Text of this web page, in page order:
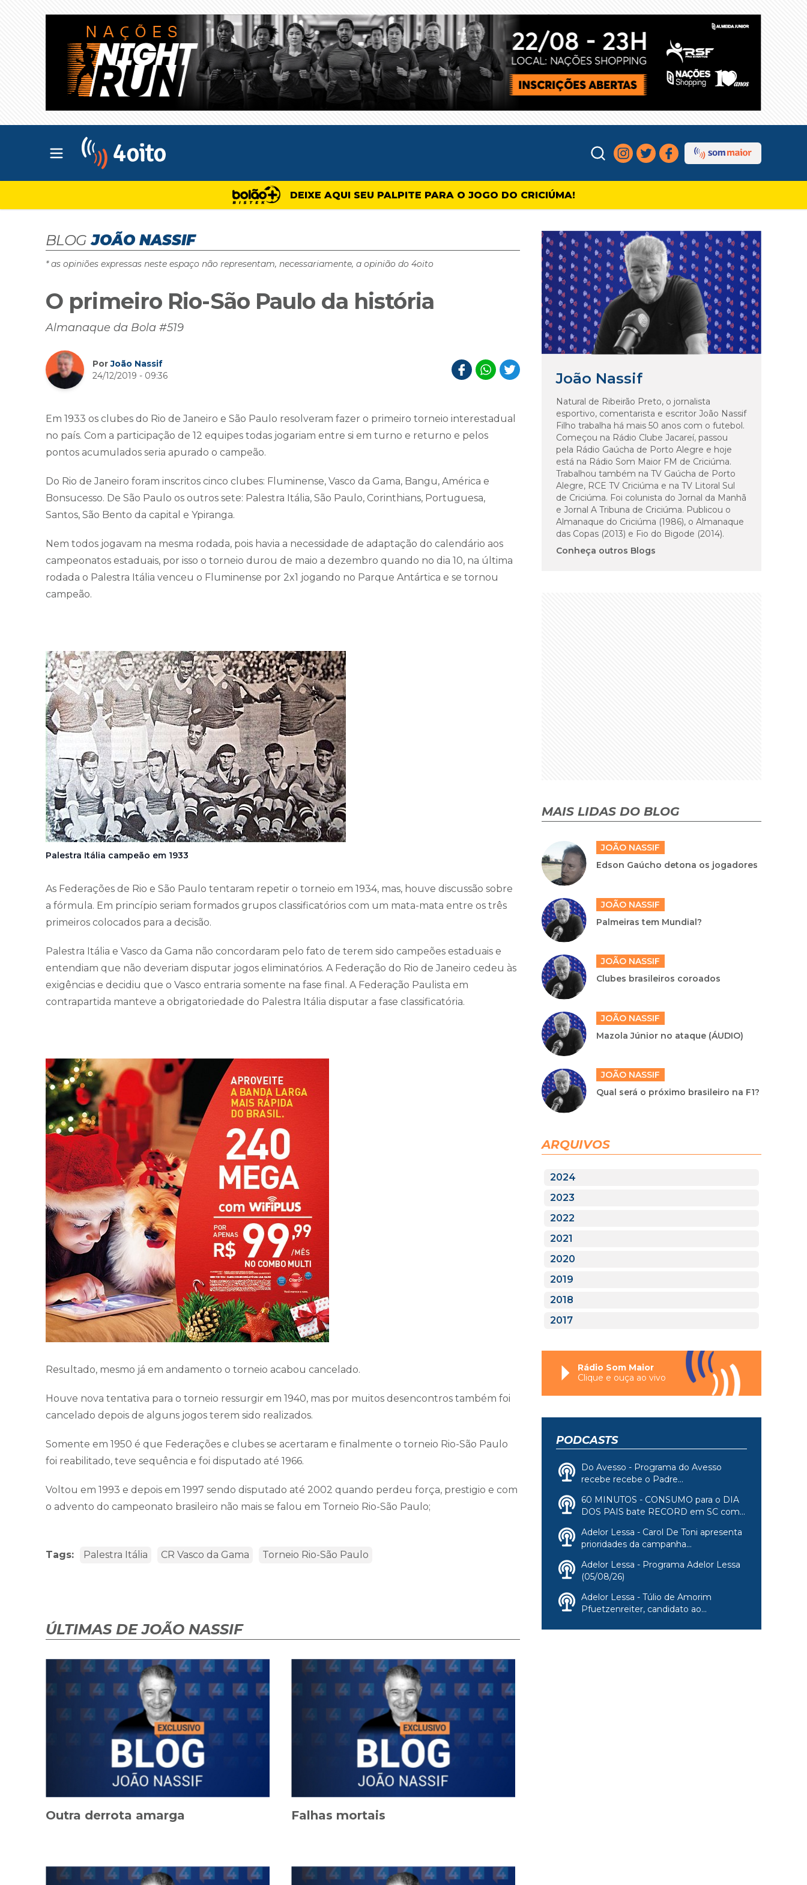
Abrir menu principal
DEIXE AQUI SEU PALPITE PARA O JOGO DO CRICIÚMA!
BLOG JOÃO NASSIF
* as opiniões expressas neste espaço não representam, necessariamente, a opinião do 4oito
O primeiro Rio-São Paulo da história
Almanaque da Bola #519
PorJoão Nassif
24/12/2019 - 09:36
Em 1933 os clubes do Rio de Janeiro e São Paulo resolveram fazer o primeiro torneio interestadual
no país. Com a participação de 12 equipes todas jogariam entre si em turno e returno e pelos
pontos acumulados seria apurado o campeão.
Do Rio de Janeiro foram inscritos cinco clubes: Fluminense, Vasco da Gama, Bangu, América e
Bonsucesso. De São Paulo os outros sete: Palestra Itália, São Paulo, Corinthians, Portuguesa,
Santos, São Bento da capital e Ypiranga.
Nem todos jogavam na mesma rodada, pois havia a necessidade de adaptação do calendário aos
campeonatos estaduais, por isso o torneio durou de maio a dezembro quando no dia 10, na última
rodada o Palestra Itália venceu o Fluminense por 2x1 jogando no Parque Antártica e se tornou
campeão.
Palestra Itália campeão em 1933
As Federações de Rio e São Paulo tentaram repetir o torneio em 1934, mas, houve discussão sobre
a fórmula. Em princípio seriam formados grupos classificatórios com um mata-mata entre os três
primeiros colocados para a decisão.
Palestra Itália e Vasco da Gama não concordaram pelo fato de terem sido campeões estaduais e
entendiam que não deveriam disputar jogos eliminatórios. A Federação do Rio de Janeiro cedeu às
exigências e decidiu que o Vasco entraria somente na fase final. A Federação Paulista em
contrapartida manteve a obrigatoriedade do Palestra Itália disputar a fase classificatória.
Resultado, mesmo já em andamento o torneio acabou cancelado.
Houve nova tentativa para o torneio ressurgir em 1940, mas por muitos desencontros também foi
cancelado depois de alguns jogos terem sido realizados.
Somente em 1950 é que Federações e clubes se acertaram e finalmente o torneio Rio-São Paulo
foi reabilitado, teve sequência e foi disputado até 1966.
Voltou em 1993 e depois em 1997 sendo disputado até 2002 quando perdeu força, prestigio e com
o advento do campeonato brasileiro não mais se falou em Torneio Rio-São Paulo;
Tags: Palestra Itália CR Vasco da Gama Torneio Rio-São Paulo
ÚLTIMAS DE JOÃO NASSIF
Outra derrota amarga Falhas mortais
João Nassif
Natural de Ribeirão Preto, o jornalista
esportivo, comentarista e escritor João Nassif
Filho trabalha há mais 50 anos com o futebol.
Começou na Rádio Clube Jacareí, passou
pela Rádio Gaúcha de Porto Alegre e hoje
está na Rádio Som Maior FM de Criciúma.
Trabalhou também na TV Gaúcha de Porto
Alegre, RCE TV Criciúma e na TV Litoral Sul
de Criciúma. Foi colunista do Jornal da Manhã
e Jornal A Tribuna de Criciúma. Publicou o
Almanaque do Criciúma (1986), o Almanaque
das Copas (2013) e Fio do Bigode (2014).
Conheça outros Blogs
MAIS LIDAS DO BLOG
JOÃO NASSIF
Edson Gaúcho detona os jogadores
JOÃO NASSIF
Palmeiras tem Mundial?
JOÃO NASSIF
Clubes brasileiros coroados
JOÃO NASSIF
Mazola Júnior no ataque (ÁUDIO)
JOÃO NASSIF
Qual será o próximo brasileiro na F1?
ARQUIVOS
2024
2023
2022
2021
2020
2019
2018
2017
Rádio Som Maior
Clique e ouça ao vivo
PODCASTS
Do Avesso - Programa do Avesso
recebe recebe o Padre...
60 MINUTOS - CONSUMO para o DIA
DOS PAIS bate RECORD em SC com...
Adelor Lessa - Carol De Toni apresenta
prioridades da campanha...
Adelor Lessa - Programa Adelor Lessa
(05/08/26)
Adelor Lessa - Túlio de Amorim
Pfuetzenreiter, candidato ao...